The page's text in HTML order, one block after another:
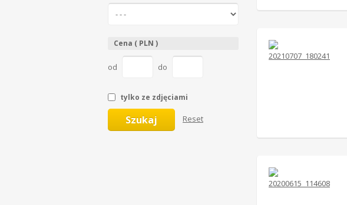
Cena ( PLN )
od do
tylko ze zdjęciami
Szukaj Reset